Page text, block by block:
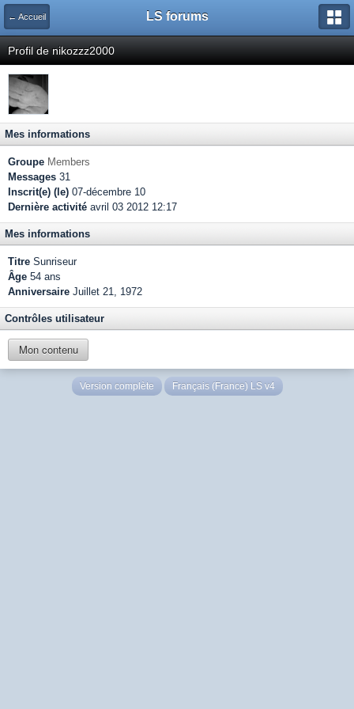
← Accueil LS forums
Profil de nikozzz2000
Mes informations
Groupe Members
Messages 31
Inscrit(e) (le) 07-décembre 10
Dernière activité avril 03 2012 12:17
Mes informations
Titre Sunriseur
Âge 54 ans
Anniversaire Juillet 21, 1972
Contrôles utilisateur
Mon contenu
Version complète Français (France) LS v4